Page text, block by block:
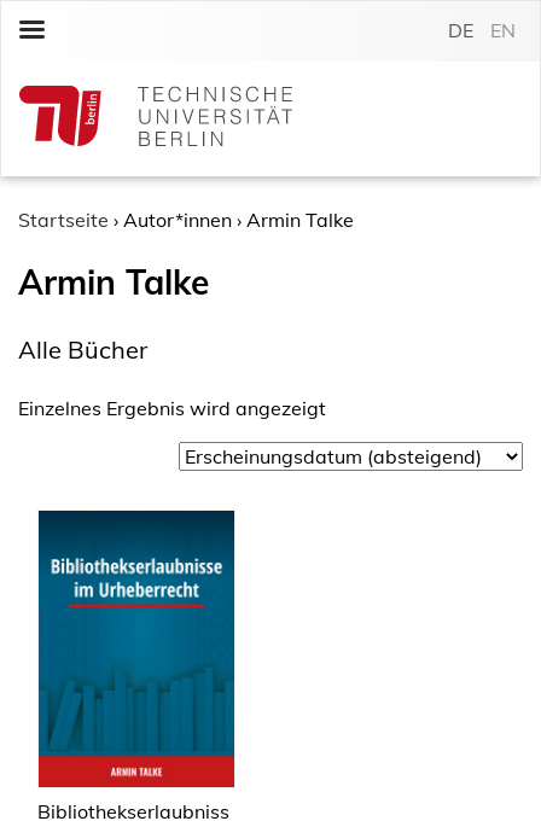
c
DE EN
Startseite › Autor*innen › Armin Talke
Armin Talke
Alle Bücher
Einzelnes Ergebnis wird angezeigt
Bibliothekserlaubniss